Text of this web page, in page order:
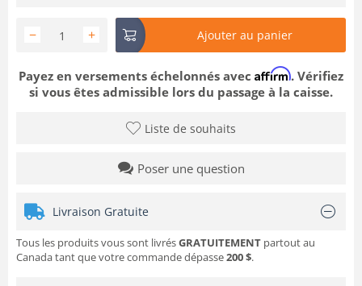
+
− Ajouter au panier
Payez en versements échelonnés avec Affirm. Vérifiez
si vous êtes admissible lors du passage à la caisse.
Liste de souhaits
Poser une question
Livraison Gratuite
Tous les produits vous sont livrésGRATUITEMENT partout au
Canada tant que votre commande dépasse200 $.